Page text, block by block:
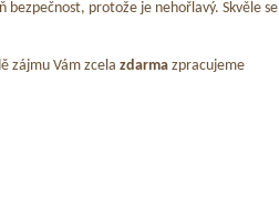
bezpečnost, protože je nehořlavý. Skvěle se
zájmu Vám zcela zdarma zpracujeme